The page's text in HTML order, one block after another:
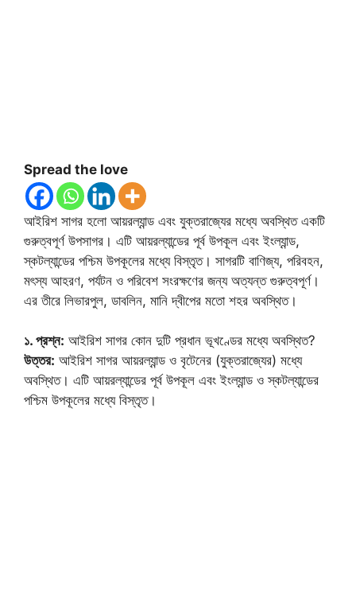
Spread the love
আইরিশ সাগর হলো আয়রল্যান্ড এবং যুক্তরাজ্যের মধ্যে অবস্থিত একটি
গুরুত্বপূর্ণ উপসাগর। এটি আয়রল্যান্ডের পূর্ব উপকূল এবং ইংল্যান্ড,
স্কটল্যান্ডের পশ্চিম উপকূলের মধ্যে বিস্তৃত। সাগরটি বাণিজ্য, পরিবহন,
মৎস্য আহরণ, পর্যটন ও পরিবেশ সংরক্ষণের জন্য অত্যন্ত গুরুত্বপূর্ণ।
এর তীরে লিভারপুল, ডাবলিন, মানি দ্বীপের মতো শহর অবস্থিত।
১. প্রশ্ন: আইরিশ সাগর কোন দুটি প্রধান ভূখণ্ডের মধ্যে অবস্থিত?
উত্তর: আইরিশ সাগর আয়রল্যান্ড ও বৃটেনের (যুক্তরাজ্যের) মধ্যে
অবস্থিত। এটি আয়রল্যান্ডের পূর্ব উপকূল এবং ইংল্যান্ড ও স্কটল্যান্ডের
পশ্চিম উপকূলের মধ্যে বিস্তৃত।